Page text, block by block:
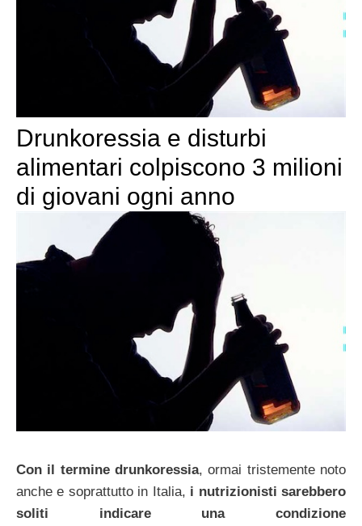
Drunkoressia e disturbi
alimentari colpiscono 3 milioni
di giovani ogni anno
Con il termine drunkoressia, ormai tristemente noto
anche e soprattutto in Italia, i nutrizionisti sarebbero
soliti indicare una condizione